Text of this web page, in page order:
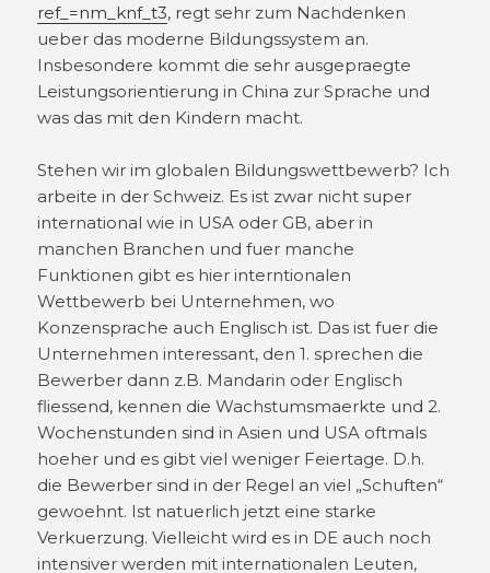
ref_=nm_knf_t3, regt sehr zum Nachdenken
ueber das moderne Bildungssystem an.
Insbesondere kommt die sehr ausgepraegte
Leistungsorientierung in China zur Sprache und
was das mit den Kindern macht.
Stehen wir im globalen Bildungswettbewerb? Ich
arbeite in der Schweiz. Es ist zwar nicht super
international wie in USA oder GB, aber in
manchen Branchen und fuer manche
Funktionen gibt es hier interntionalen
Wettbewerb bei Unternehmen, wo
Konzensprache auch Englisch ist. Das ist fuer die
Unternehmen interessant, den 1. sprechen die
Bewerber dann z.B. Mandarin oder Englisch
fliessend, kennen die Wachstumsmaerkte und 2.
Wochenstunden sind in Asien und USA oftmals
hoeher und es gibt viel weniger Feiertage. D.h.
die Bewerber sind in der Regel an viel „Schuften“
gewoehnt. Ist natuerlich jetzt eine starke
Verkuerzung. Vielleicht wird es in DE auch noch
intensiver werden mit internationalen Leuten,